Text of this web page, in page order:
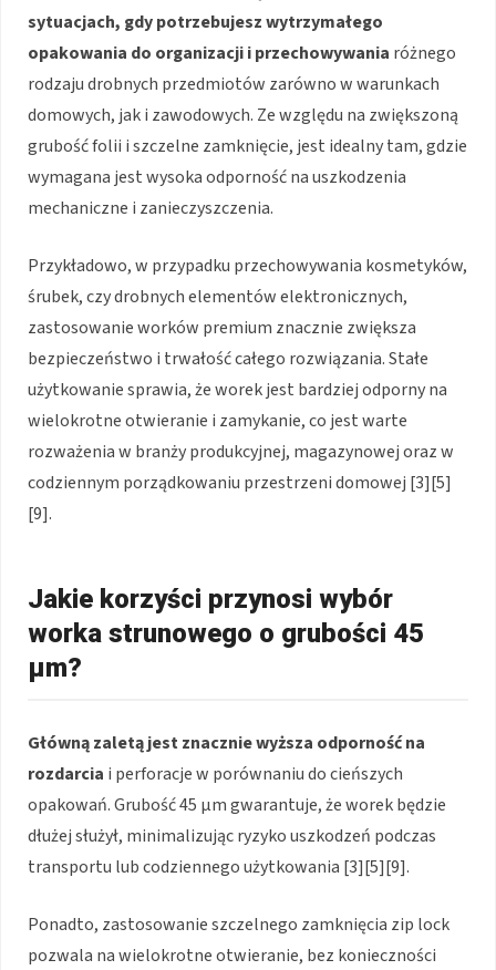
sytuacjach, gdy potrzebujesz wytrzymałego
opakowania do organizacji i przechowywania różnego
rodzaju drobnych przedmiotów zarówno w warunkach
domowych, jak i zawodowych. Ze względu na zwiększoną
grubość folii i szczelne zamknięcie, jest idealny tam, gdzie
wymagana jest wysoka odporność na uszkodzenia
mechaniczne i zanieczyszczenia.
Przykładowo, w przypadku przechowywania kosmetyków,
śrubek, czy drobnych elementów elektronicznych,
zastosowanie worków premium znacznie zwiększa
bezpieczeństwo i trwałość całego rozwiązania. Stałe
użytkowanie sprawia, że worek jest bardziej odporny na
wielokrotne otwieranie i zamykanie, co jest warte
rozważenia w branży produkcyjnej, magazynowej oraz w
codziennym porządkowaniu przestrzeni domowej [3][5]
[9].
Jakie korzyści przynosi wybór
worka strunowego o grubości 45
μm?
Główną zaletą jest znacznie wyższa odporność na
rozdarcia i perforacje w porównaniu do cieńszych
opakowań. Grubość 45 μm gwarantuje, że worek będzie
dłużej służył, minimalizując ryzyko uszkodzeń podczas
transportu lub codziennego użytkowania [3][5][9].
Ponadto, zastosowanie szczelnego zamknięcia zip lock
pozwala na wielokrotne otwieranie, bez konieczności